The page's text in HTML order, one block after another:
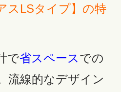
スLSタイプ】の特
で省スペースでの
流線的なデザイン